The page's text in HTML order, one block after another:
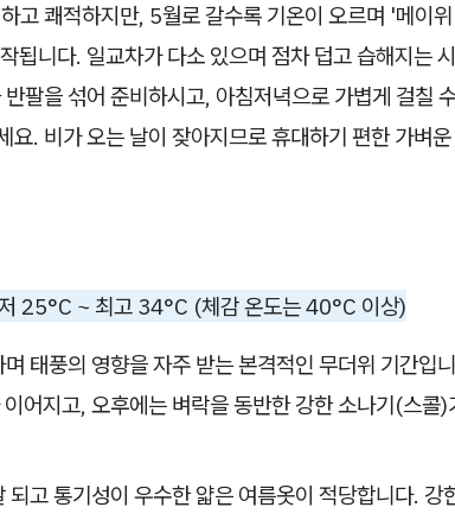
고 쾌적하지만, 5월로 갈수록 기온이 오르며 '메이
됩니다. 일교차가 다소 있으며 점차 덥고 습해지는
팔을 섞어 준비하시고, 아침저녁으로 가볍게 걸칠
요. 비가 오는 날이 잦아지므로 휴대하기 편한 가벼
25°C ~ 최고 34°C (체감 온도는 40°C 이상)
태풍의 영향을 자주 받는 본격적인 무더위 기간입
어지고, 오후에는 벼락을 동반한 강한 소나기(스콜)
되고 통기성이 우수한 얇은 여름옷이 적당합니다. 강